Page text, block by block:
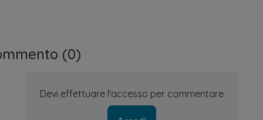
(0)
Devi effettuare l'accesso per commentare